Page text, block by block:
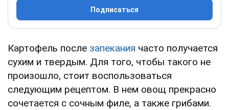
Подписаться
Картофель после запекания часто получается
сухим и твердым. Для того, чтобы такого не
произошло, стоит воспользоваться
следующим рецептом. В нем овощ прекрасно
сочетается с сочным филе, а также грибами.